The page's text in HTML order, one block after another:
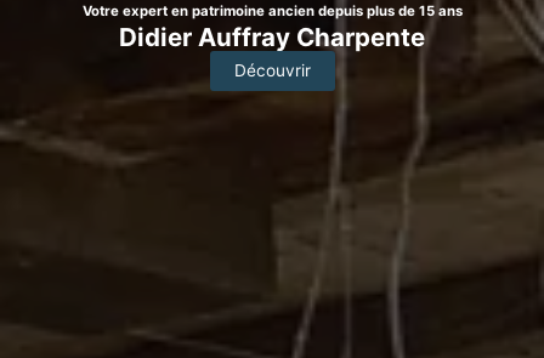
Votre expert en patrimoine ancien depuis plus de 15 ans
Didier Auffray Charpente
Découvrir